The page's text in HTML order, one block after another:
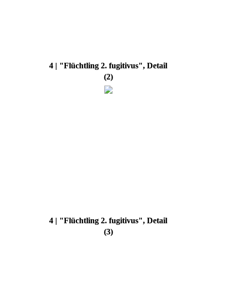
4 | "Flüchtling 2. fugitivus", Detail
(2)
4 | "Flüchtling 2. fugitivus", Detail
(3)